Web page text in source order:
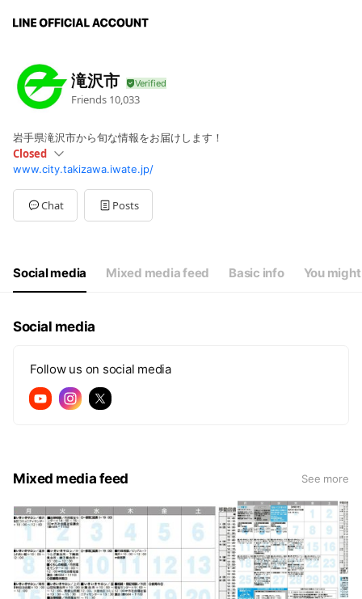
滝沢市
Friends 10,033
岩手県滝沢市から旬な情報をお届けします！
Closed
SunClosed
Mon08:30 - 17:15
Tue08:30 - 17:15
Wed08:30 - 19:00
Closed
毎週水曜日は一部の課で窓口延長
www.city.takizawa.iwate.jp/
Chat Posts
Social media Mixed media feed Basic info You
Social media
Follow us on social media
Mixed media feed See more